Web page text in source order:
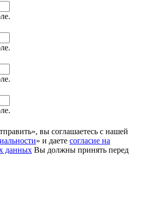
вы соглашаетесь с нашей
» и даете согласие на
данных Вы должны принять перед